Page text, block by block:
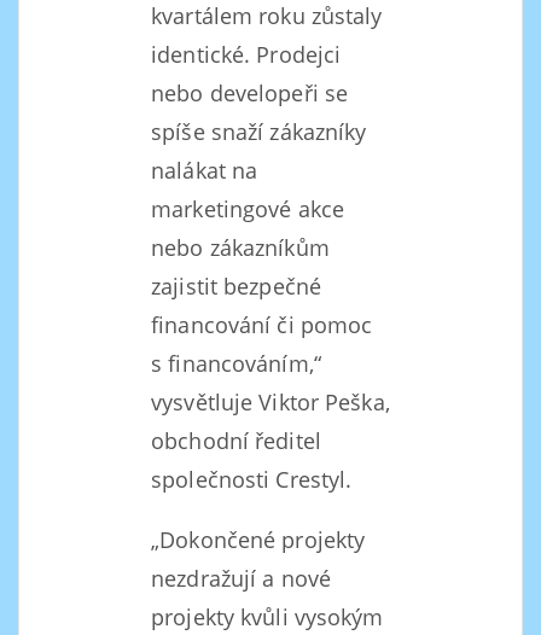
kvartálem roku zůstaly
identické. Prodejci
nebo developeři se
spíše snaží zákazníky
nalákat na
marketingové akce
nebo zákazníkům
zajistit bezpečné
financování či pomoc
s financováním,“
vysvětluje Viktor Peška,
obchodní ředitel
společnosti Crestyl.
„Dokončené projekty
nezdražují a nové
projekty kvůli vysokým